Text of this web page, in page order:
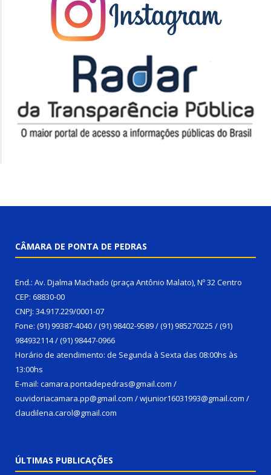
CÂMARA DE PONTA DE PEDRAS
End.: Av. Djalma Machado (praça Antônio Malato), Nº 32 Centro
CEP: 68830-00
CNPJ: 34.917.229/0001-07
Fone: (91) 99387-4040 / (91) 98402-9589 / (91) 985270225 / (91)
984932114 / (91) 98447-0966
Horário de atendimento: de Segunda à Sexta das 08:00hs às
13:00hs
E-mail: camara.pontadepedras@gmail.com /
ouvidoriacamara.pp@gmail.com / wjunior16031993@gmail.com /
claudilena.carol@gmail.com
ÚLTIMAS PUBLICAÇÕES